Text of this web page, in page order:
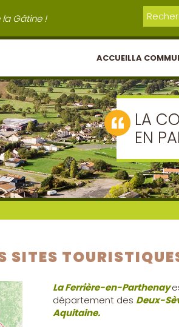
Gâtine !
ACCUEILLA
LA
EN
SITES
La Ferrière-en-Parthenay
département des Deux-
Aquitaine.